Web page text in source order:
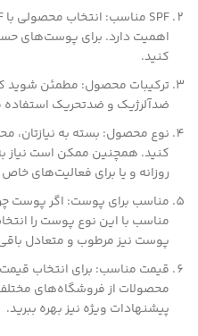
کنید.
ترکیبات محصول: مطمئن شوید
ضدآلرژیک و ضدتحریک
نوع محصول: بسته به نیازتان،
کنید. همچنین ممکن است نیاز
روزانه و یا برای فعالیت‌های
مناسب برای پوست: اگر پوست
مناسب با این نوع پوست را
پوست نیز مرطوب و متعادل
قیمت مناسب: برای انتخاب
محصولات از فروشگاه‌های
پیشنهادات ویژه نیز بهره ببرید.